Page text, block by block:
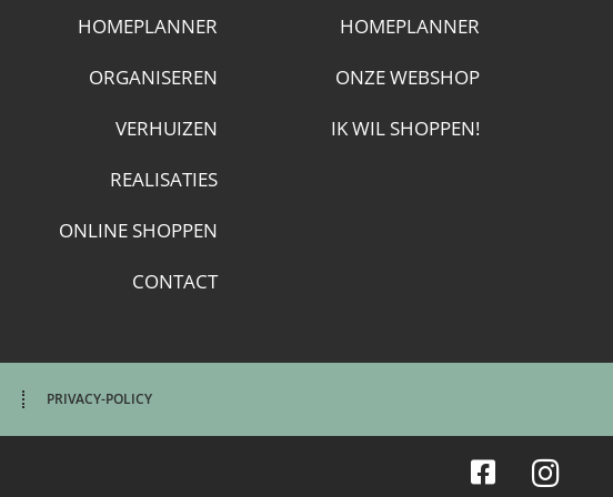
HOMEPLANNER
ORGANISEREN
VERHUIZEN
REALISATIES
ONLINE SHOPPEN
CONTACT
HOMEPLANNER
ONZE WEBSHOP
IK WIL SHOPPEN!
PRIVACY-POLICY